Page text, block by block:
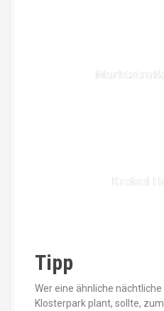
Kreisel
Tipp
Wer eine ähnliche
Klosterpark plant, sollte,